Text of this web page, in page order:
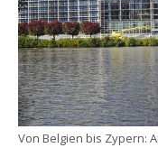
Von Belgien bis Zypern: